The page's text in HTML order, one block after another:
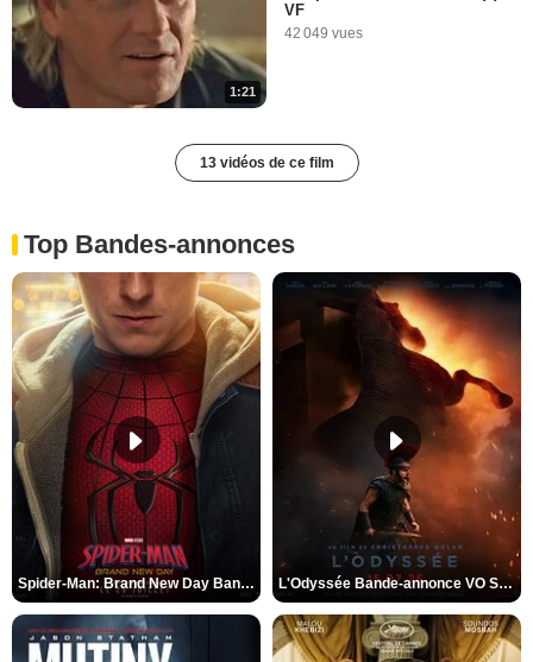
1:21
VF
42 049 vues
13 vidéos de ce film
Top Bandes-annonces
Spider-Man: Brand New Day Bande-annonce VO STFR L'Odyssée Bande-annonce VO STFR